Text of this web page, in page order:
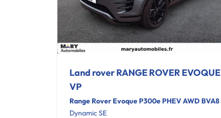
Land rover RANGE ROVER EVOQUE
VP
Range Rover Evoque P300e PHEV AWD BVA8
Dynamic SE